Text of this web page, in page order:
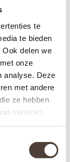
te
te bieden
delen we
onze
analyse. Deze
met andere
ze hebben
services.